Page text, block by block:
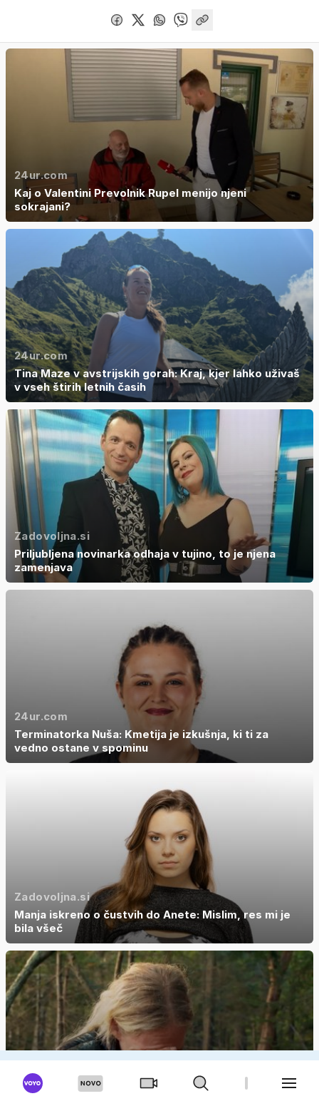
24ur.com
Kaj o Valentini Prevolnik Rupel menijo njeni
sokrajani?
24ur.com
Tina Maze v avstrijskih gorah: Kraj, kjer lahko uživaš
v vseh štirih letnih časih
Zadovoljna.si
Priljubljena novinarka odhaja v tujino, to je njena
zamenjava
24ur.com
Terminatorka Nuša: Kmetija je izkušnja, ki ti za
vedno ostane v spominu
Zadovoljna.si
Manja iskreno o čustvih do Anete: Mislim, res mi je
bila všeč
24ur.com
Ganjena Tamara: To je največ, kar sem lahko dobila